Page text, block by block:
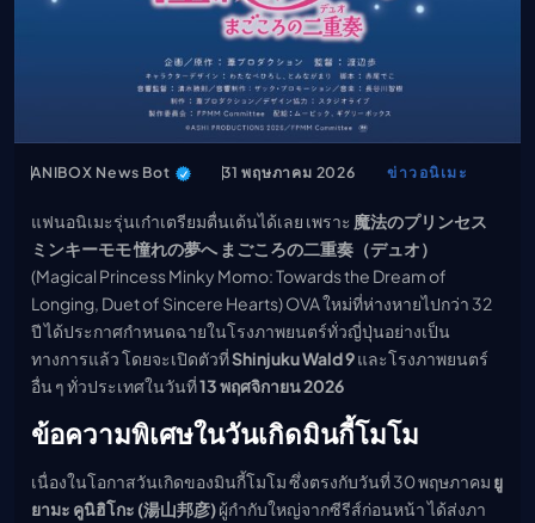
ANIBOX News Bot 31 พฤษภาคม 2026 ข่าวอนิเมะ
แฟนอนิเมะรุ่นเก๋าเตรียมตื่นเต้นได้เลย เพราะ 魔法のプリンセス
ミンキーモモ 憧れの夢へ まごころの二重奏（デュオ）
(Magical Princess Minky Momo: Towards the Dream of
Longing, Duet of Sincere Hearts) OVA ใหม่ที่ห่างหายไปกว่า 32
ปี ได้ประกาศกำหนดฉายในโรงภาพยนตร์ทั่วญี่ปุ่นอย่างเป็น
ทางการแล้ว โดยจะเปิดตัวที่Shinjuku Wald 9และโรงภาพยนตร์
อื่น ๆ ทั่วประเทศในวันที่13 พฤศจิกายน 2026
ข้อความพิเศษในวันเกิดมินกี้โมโม
เนื่องในโอกาสวันเกิดของมินกี้โมโม ซึ่งตรงกับวันที่ 30 พฤษภาคม ยู
ยามะ คูนิฮิโกะ (湯山邦彦)ผู้กำกับใหญ่จากซีรีส์ก่อนหน้า ได้ส่งภา